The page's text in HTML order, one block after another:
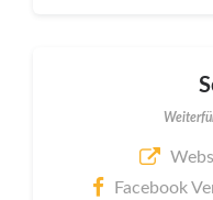
Facebook